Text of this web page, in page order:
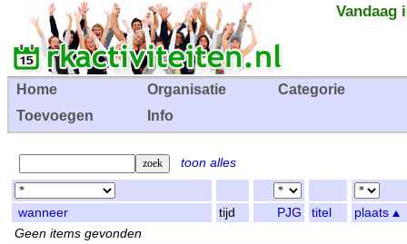
Vandaag
Home Organisatie
Categorie
Toevoegen
Info
toon alles
wanneer tijd PJG titel
plaats
Geen items gevonden